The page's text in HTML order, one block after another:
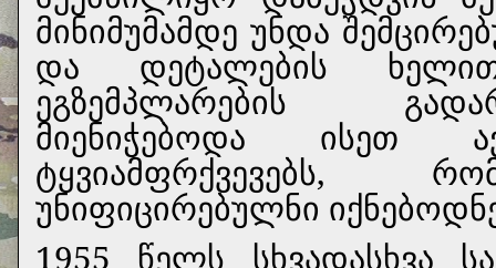
მინიმუმამდე უნდა
და დეტალების
ეგზემპლარების
მიენიჭებოდა ისეთ
ტყვიამფრქვევებს,
უნიფიცირებულნი
1955 წელს სხვადასხვა